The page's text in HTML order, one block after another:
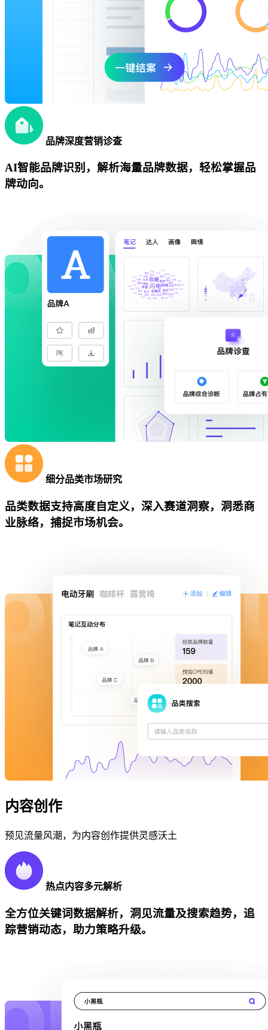
品牌深度营销诊查
AI智能品牌识别，解析海量品牌数据，轻松掌握品
牌动向。
细分品类市场研究
品类数据支持高度自定义，深入赛道洞察，洞悉商
业脉络，捕捉市场机会。
内容创作
预见流量风潮，为内容创作提供灵感沃土
热点内容多元解析
全方位关键词数据解析，洞见流量及搜索趋势，追
踪营销动态，助力策略升级。